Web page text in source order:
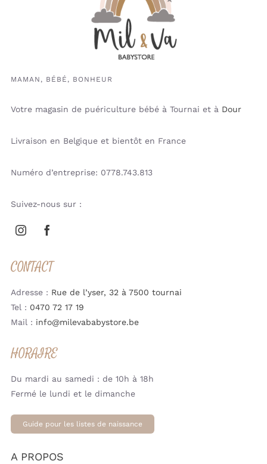
MAMAN, BÉBÉ, BONHEUR
Votre magasin de puériculture bébé à Tournai et à Dour
Livraison en Belgique et bientôt en France
Numéro d’entreprise: 0778.743.813
Suivez-nous sur :
CONTACT
Adresse : Rue de l’yser, 32 à 7500 tournai
Tel : 0470 72 17 19
Mail : info@milevababystore.be
HORAIRE
Du mardi au samedi : de 10h à 18h
Fermé le lundi et le dimanche
Guide pour les listes de naissance
A PROPOS